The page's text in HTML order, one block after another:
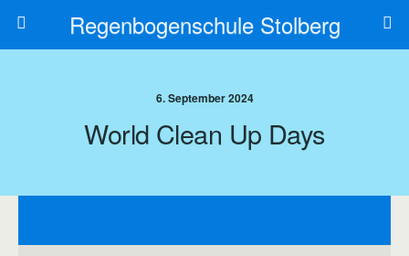
Regenbogenschule Stolberg
6. September 2024
World Clean Up Days